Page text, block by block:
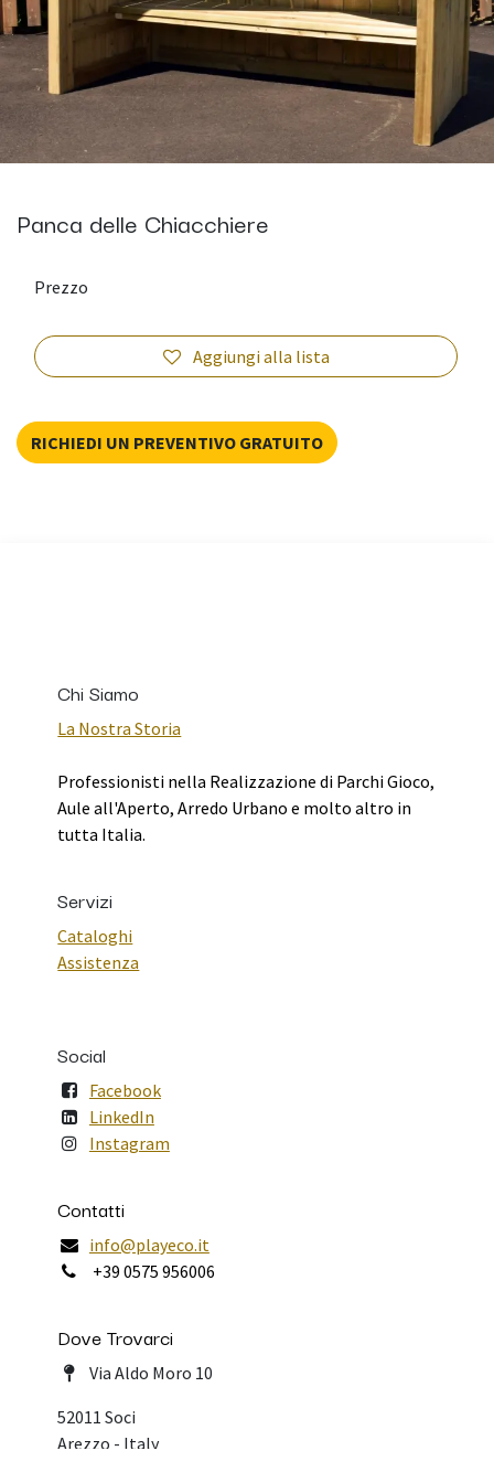
Panca delle Chiacchiere
Aggiungi alla lista
Prezzo
RICHIEDI UN PREVENTIVO GRATUITO
Chi Siamo
La Nostra Storia
Professionisti nella Realizzazione di Parchi Gioco,
Aule all'Aperto, Arredo Urbano e molto altro in
tutta Italia.
Servizi
Cataloghi
Assistenza
Social
Facebook
LinkedIn
Instagram
Contatti
info@playeco.it
+39 0575 956006
Dove Trovarci
Via Aldo Moro 10
52011 Soci
Arezzo - Italy